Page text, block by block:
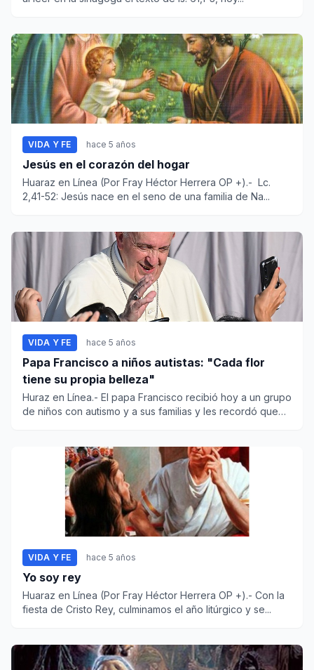
VIDA Y FE hace 5 años
Jesús en el corazón del hogar
Huaraz en Línea (Por Fray Héctor Herrera OP +).- Lc.
2,41-52: Jesús nace en el seno de una familia de Na...
VIDA Y FE hace 5 años
Papa Francisco a niños autistas: "Cada flor
tiene su propia belleza"
Huraz en Línea.- El papa Francisco recibió hoy a un grupo
de niños con autismo y a sus familias y les recordó que
VIDA Y FE hace 5 años
Yo soy rey
Huaraz en Línea (Por Fray Héctor Herrera OP +).- Con la
fiesta de Cristo Rey, culminamos el año litúrgico y se...